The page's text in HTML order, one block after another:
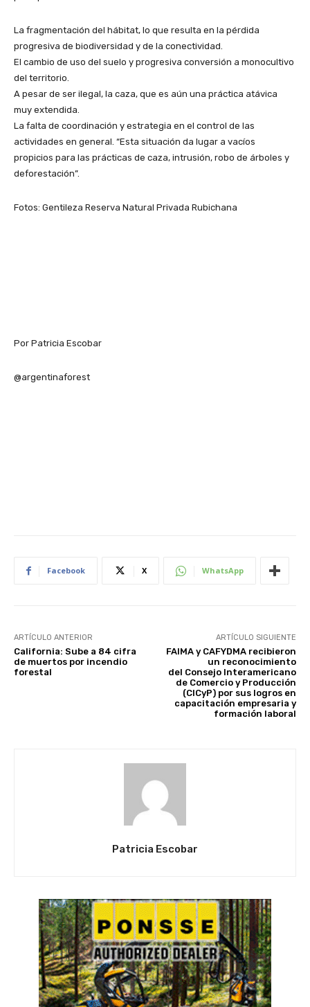
La fragmentación del hábitat, lo que resulta en la pérdida
progresiva de biodiversidad y de la conectividad.
El cambio de uso del suelo y progresiva conversión a monocultivo
del territorio.
A pesar de ser ilegal, la caza, que es aún una práctica atávica
muy extendida.
La falta de coordinación y estrategia en el control de las
actividades en general. “Esta situación da lugar a vacíos
propicios para las prácticas de caza, intrusión, robo de árboles y
deforestación”.
Fotos: Gentileza Reserva Natural Privada Rubichana
Por Patricia Escobar
@argentinaforest
Facebook X WhatsApp
ARTÍCULO ANTERIOR
California: Sube a 84 cifra
de muertos por incendio
forestal
ARTÍCULO SIGUIENTE
FAIMA y CAFYDMA recibieron
un reconocimiento
del Consejo Interamericano
de Comercio y Producción
(CICyP) por sus logros en
capacitación empresaria y
formación laboral
Patricia Escobar